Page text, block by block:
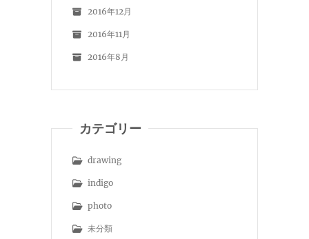
2016年12月
2016年11月
2016年8月
カテゴリー
drawing
indigo
photo
未分類